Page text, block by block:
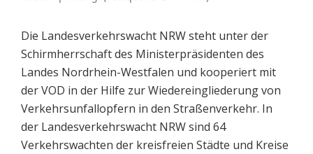
Die Landesverkehrswacht NRW steht unter der
Schirmherrschaft des Ministerpräsidenten des
Landes Nordrhein-Westfalen und kooperiert mit
der VOD in der Hilfe zur Wiedereingliederung von
Verkehrsunfallopfern in den Straßenverkehr. In
der Landesverkehrswacht NRW sind 64
Verkehrswachten der kreisfreien Städte und Kreise